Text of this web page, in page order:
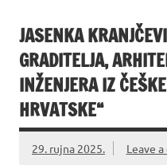
JASENKA
GRADITELJA,
INŽENJERA IZ
HRVATSKE“
29. rujna 2025. Leave